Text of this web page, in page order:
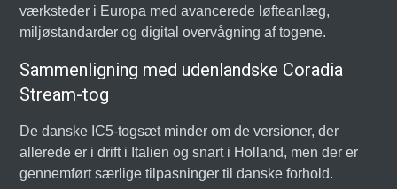
værksteder i Europa med avancerede løfteanlæg,
miljøstandarder og digital overvågning af togene.
Sammenligning med udenlandske Coradia
Stream-tog
De danske IC5-togsæt minder om de versioner, der
allerede er i drift i Italien og snart i Holland, men der er
gennemført særlige tilpasninger til danske forhold.